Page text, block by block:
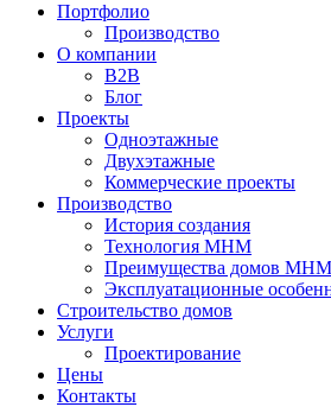
Портфолио
Производство
О компании
B2B
Блог
Проекты
Одноэтажные
Двухэтажные
Коммерческие проекты
Производство
История создания
Технология MHM
Преимущества домов MHM
Эксплуатационные
Строительство домов
Услуги
Проектирование
Цены
Контакты